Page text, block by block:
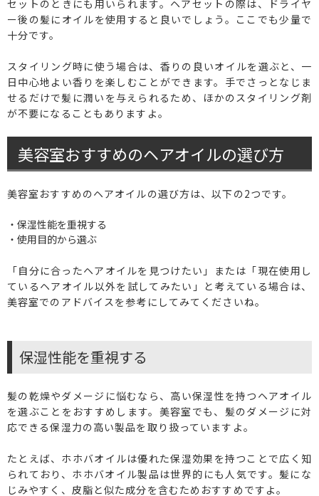
セットのときにも用いられます。ヘアセットの際は、ドライヤ
ー後の髪にオイルを使用すると良いでしょう。ここでも少量で
十分です。
スタイリング時に使う場合は、香りの良いオイルを選ぶと、一
日中心地よい香りを楽しむことができます。手でさっとなじま
せるだけで髪に潤いを与えられるため、ほかのスタイリング剤
が不要になることもありますよ。
美容室おすすめのヘアオイルの選び方
美容室おすすめのヘアオイルの選び方は、以下の2つです。
・保湿性能を重視する
・使用目的から選ぶ
「自分に合ったヘアオイルを見つけたい」または「現在使用し
ているヘアオイル以外を試してみたい」と考えている場合は、
美容室でのアドバイスを参考にしてみてくださいね。
保湿性能を重視する
髪の乾燥やダメージに悩むなら、高い保湿性を持つヘアオイル
を選ぶことをおすすめします。美容室でも、髪のダメージに対
応できる保湿力の高い製品を取り扱っていますよ。
たとえば、ホホバオイルは優れた保湿効果を持つことで広く知
られており、ホホバオイル製品は世界的にも人気です。髪にな
じみやすく、皮脂と似た成分を含むためおすすめですよ。